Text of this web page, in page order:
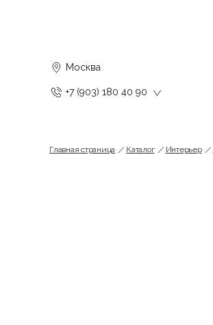
Москва
+7 (903) 180 40 90
Главная страница Каталог Интерьер